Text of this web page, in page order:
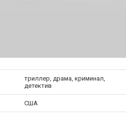
триллер, драма, криминал,
детектив
США